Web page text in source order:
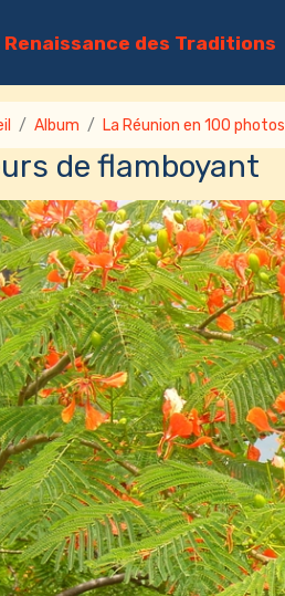
des Traditions
Album La Réunion en 100 photos
de flamboyant